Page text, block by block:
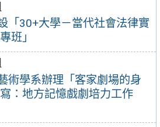
「30+大學－當代社會法律實
班」
術學系辦理「客家劇場的身
：地方記憶戲劇培力工作